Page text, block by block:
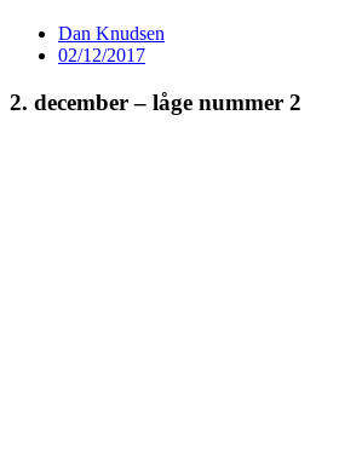
Dan Knudsen
02/12/2017
2. december – låge nummer 2